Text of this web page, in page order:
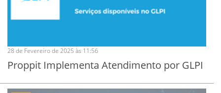
28 de Fevereiro de 2025 às 11:56
Proppit Implementa Atendimento por GLPI